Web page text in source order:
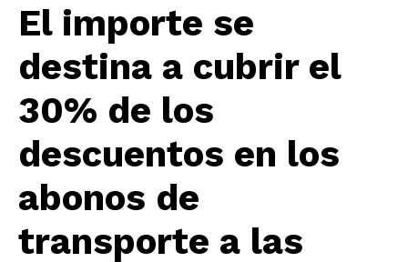
El importe se
destina a cubrir el
30% de los
descuentos en los
abonos de
transporte a las